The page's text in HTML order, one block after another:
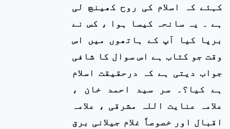
کہئے کہ اسلام کی روح کھینچ لی
ہے ۔ یہ سانحہ کیسا ہوا ، کس نے
برپا کیا آپ کے ہاتھوں میں اس
وقت جو کتاب ہے اس سوال کا شافی
جواب دیتی ہے کہ درحقیقت اسلام
ہے کیا؟۔ سر سید احمد خان ،
علامہ عنایت اللہ مشرقی ، علامہ
اقبال اور خصوصاً غلام جیلانی برق